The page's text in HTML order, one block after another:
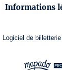
Informations
Logiciel de billetterie